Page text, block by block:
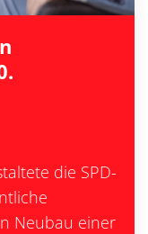
die SPD-
Neubau einer